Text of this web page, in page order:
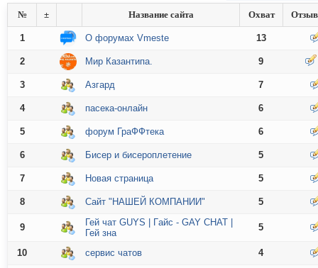
№ ± Название сайта Охват
1 О форумах Vmeste 13
2 Мир Казантипа. 9
3 Азгард 7
4 пасека-онлайн 6
5 форум ГраФФтека 6
6 Бисер и бисероплетение 5
7 Новая страница 5
8 Сайт "НАШЕЙ КОМПАНИИ" 5
9
Гей чат GUYS | Гaйс - GAY CHAT |
Гей зна
5
10 сервис чатов 4